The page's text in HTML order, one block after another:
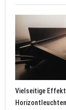
Vielseitige